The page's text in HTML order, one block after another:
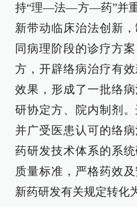
持“理—法—方—药”并
新带动临床治法创新
同病理阶段的诊疗方
方，开辟络病治疗有
效果，形成了一批络
研协定方、院内制剂
并广受医患认可的络
药研发技术体系的系
质量标准，严格药效
新药研发有关规定转化